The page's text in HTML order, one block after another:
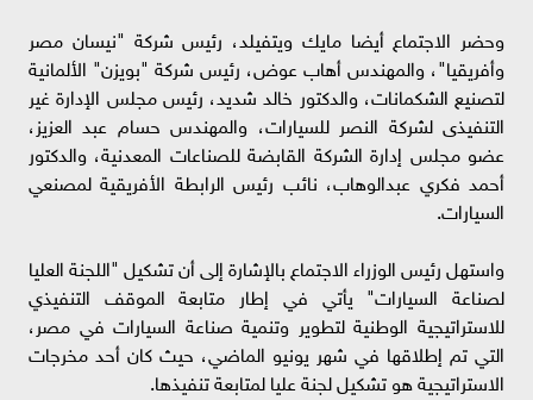
وحضر الاجتماع أيضا مايك ويتفيلد، رئيس شركة "نيسان مصر
وأفريقيا"، والمهندس أهاب عوض، رئيس شركة "بويزن" الألمانية
لتصنيع الشكمانات، والدكتور خالد شديد، رئيس مجلس الإدارة غير
التنفيذى لشركة النصر للسيارات، والمهندس حسام عبد العزيز،
عضو مجلس إدارة الشركة القابضة للصناعات المعدنية، والدكتور
أحمد فكري عبدالوهاب، نائب رئيس الرابطة الأفريقية لمصنعي
السيارات.
واستهل رئيس الوزراء الاجتماع بالإشارة إلى أن تشكيل "اللجنة العليا
لصناعة السيارات" يأتي في إطار متابعة الموقف التنفيذي
للاستراتيجية الوطنية لتطوير وتنمية صناعة السيارات في مصر،
التي تم إطلاقها في شهر يونيو الماضي، حيث كان أحد مخرجات
الاستراتيجية هو تشكيل لجنة عليا لمتابعة تنفيذها.